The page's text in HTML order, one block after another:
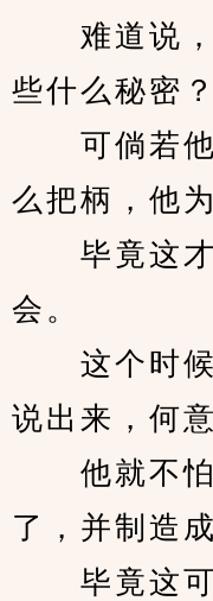
难道说，
些什么秘密？
可倘若他
么把柄，他
毕竟这才
会。
这个时候
说出来，何
他就不怕
了，并制造
毕竟这可